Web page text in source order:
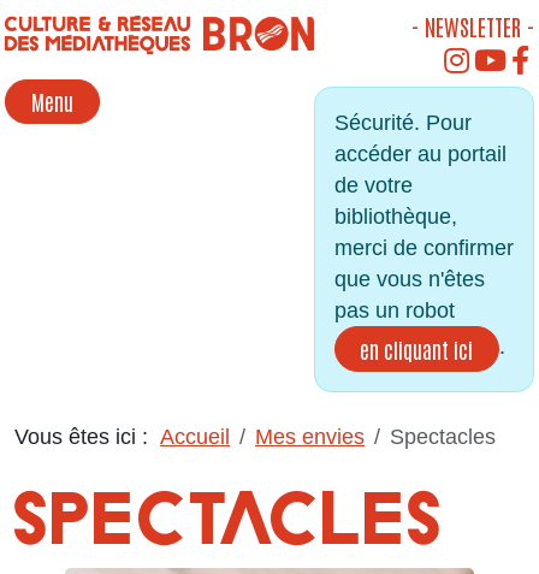
Menu
- NEWSLETTER -
Sécurité. Pour
accéder au portail
de votre
bibliothèque,
merci de confirmer
que vous n'êtes
pas un robot
en cliquant ici .
Vous êtes ici : Accueil Mes envies Spectacles
SPECTACLES
Panneau de gestion des cookies